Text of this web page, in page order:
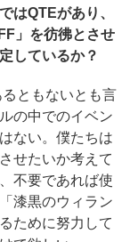
QTEがあり、
」を彷彿とさせ
しているか？
ともないとも言
の中でのイベン
ない。僕たちは
せたいか考えて
不要であれば使
漆黒のウィラン
ために努力して